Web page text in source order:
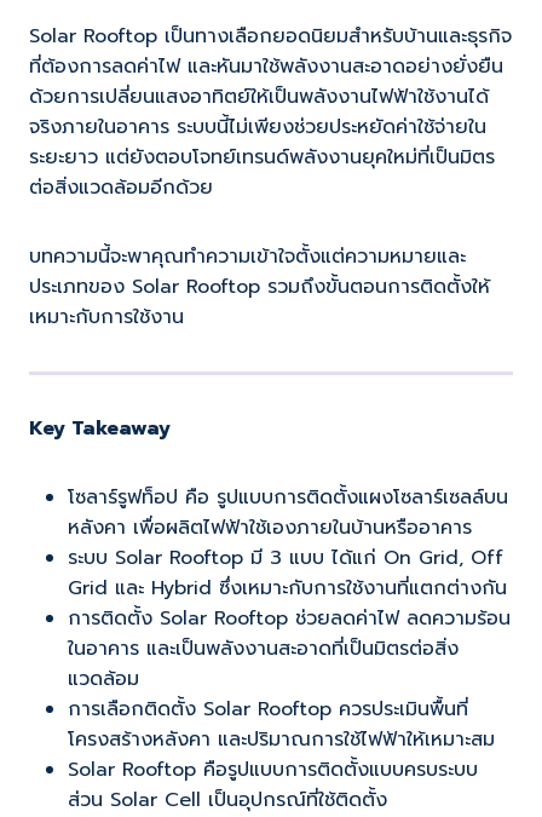
Solar Rooftop เป็นทางเลือกยอดนิยมสำหรับบ้านและธุรกิจ
ที่ต้องการลดค่าไฟ และหันมาใช้พลังงานสะอาดอย่างยั่งยืน
ด้วยการเปลี่ยนแสงอาทิตย์ให้เป็นพลังงานไฟฟ้าใช้งานได้
จริงภายในอาคาร ระบบนี้ไม่เพียงช่วยประหยัดค่าใช้จ่ายใน
ระยะยาว แต่ยังตอบโจทย์เทรนด์พลังงานยุคใหม่ที่เป็นมิตร
ต่อสิ่งแวดล้อมอีกด้วย
บทความนี้จะพาคุณทำความเข้าใจตั้งแต่ความหมายและ
ประเภทของ Solar Rooftop รวมถึงขั้นตอนการติดตั้งให้
เหมาะกับการใช้งาน
Key Takeaway
โซลาร์รูฟท็อป คือ รูปแบบการติดตั้งแผงโซลาร์เซลล์บน
หลังคา เพื่อผลิตไฟฟ้าใช้เองภายในบ้านหรืออาคาร
ระบบ Solar Rooftop มี 3 แบบ ได้แก่ On Grid, Off
Grid และ Hybrid ซึ่งเหมาะกับการใช้งานที่แตกต่างกัน
การติดตั้ง Solar Rooftop ช่วยลดค่าไฟ ลดความร้อน
ในอาคาร และเป็นพลังงานสะอาดที่เป็นมิตรต่อสิ่ง
แวดล้อม
การเลือกติดตั้ง Solar Rooftop ควรประเมินพื้นที่
โครงสร้างหลังคา และปริมาณการใช้ไฟฟ้าให้เหมาะสม
Solar Rooftop คือรูปแบบการติดตั้งแบบครบระบบ
ส่วน Solar Cell เป็นอุปกรณ์ที่ใช้ติดตั้ง